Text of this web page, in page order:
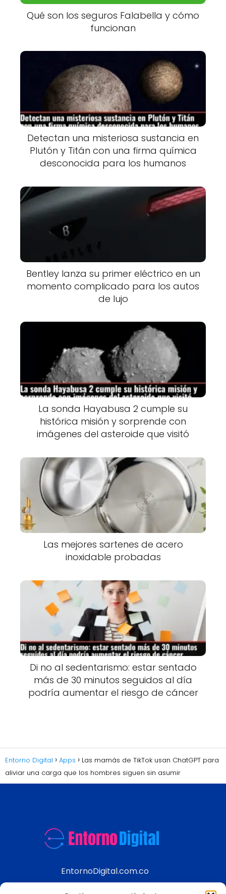
Qué son los seguros Falabella y cómo
funcionan
Detectan una misteriosa sustancia en
Plutón y Titán con una firma química
desconocida para los humanos
Bentley lanza su primer eléctrico en un
momento complicado para los autos
de lujo
La sonda Hayabusa 2 cumple su
histórica misión y sorprende con
imágenes del asteroide que visitó
Las mejores sartenes de acero
inoxidable probadas
Di no al sedentarismo: estar sentado
más de 30 minutos seguidos al día
podría aumentar el riesgo de cáncer
Entorno Digital Apps
Las mamás de TikTok usan ChatGPT para
aliviar una carga que los hombres siguen sin asumir
EntornoDigital.com.co